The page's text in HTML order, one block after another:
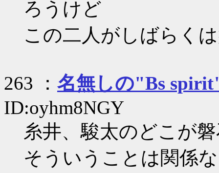
ろうけど
この二人がしばらく
263 ： 名無しの"Bs
ID:oyhm8NGY
糸井、駿太のどこが
そういうことは関係